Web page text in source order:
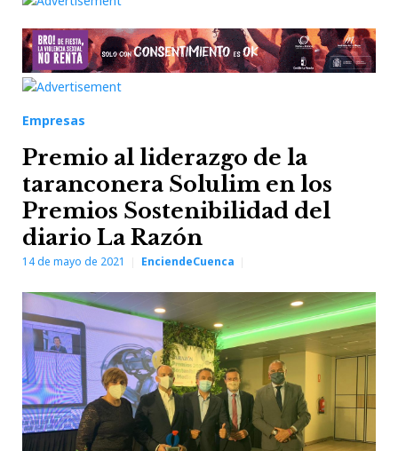
Empresas
Premio al liderazgo de la
taranconera Solulim en los
Premios Sostenibilidad del
diario La Razón
14 de mayo de 2021 EnciendeCuenca